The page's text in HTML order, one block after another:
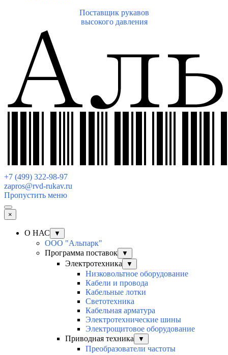
Поставщик рукавов
высокого давления
+7 (499) 322-98-97
zapros@rvd-rukav.ru
Пропустить меню
×
О НАС ▼
ООО "Альпарк"
Программа поставок
▼
Электротехника ▼
Низковольтное оборудование
Кабели и провода
Кабельные лотки
Светотехника
Кабельная арматура
Электротехнические шины
Электрощитовое оборудование
Приводная техника
▼
Преобразователи частоты